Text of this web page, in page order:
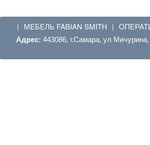
| МЕБЕЛЬ FABIAN SMITH |
Адрес: 443086, г.Самара, ул